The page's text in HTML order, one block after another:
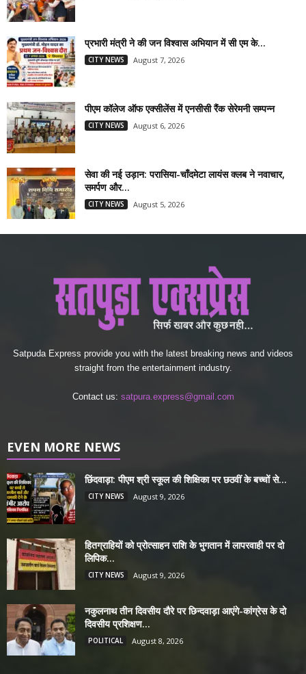
प्रभारी मंत्री ने की जन विश्वास अभियान में सी एम के...
CITY NEWS August 7, 2026
पीएम कॉलेज ऑफ एक्सीलेंस में एनसीसी रैंक सेरेमनी सम्पन्न
CITY NEWS August 6, 2026
सेवा की नई उड़ान: परासिया-चाँदमेटा लायंस क्लब ने नवाचार,
समर्पण और...
CITY NEWS August 5, 2026
Satpuda Express provide you with the latest breaking news and videos
straight from the entertainment industry.
Contact us: satpura.express@gmail.com
EVEN MORE NEWS
छिंदवाड़ा: पीएम श्री स्कूल की शिक्षिका पर छठवीं के बच्चों से...
CITY NEWS August 9, 2026
हितग्राहियों को प्रोत्साहन राशि के भुगतान में लापरवाही पर दो
लिपिक...
CITY NEWS August 9, 2026
नकुलनाथ तीन दिवसीय दौरे पर छिन्दवाड़ा आएंगे-कांग्रेस के दो
दिवसीय प्रशिक्षण...
POLITICAL August 8, 2026